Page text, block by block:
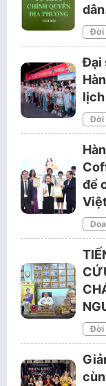
Đời
Đại
lịch
Đời
để
Đời